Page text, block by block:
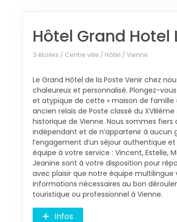
Hôtel Grand
3 étoiles / Centre ville / Hôtel / Vienne
Le Grand Hôtel de la Poste Venir chez
chaleureux et personnalisé. Plongez-
et atypique de cette « maison de famille
ancien relais de Poste classé du
historique de Vienne. Nous sommes fiers
indépendant et de n’appartenir à aucun
l’engagement d’un séjour authentique
équipe à votre service : Vincent, Estelle,
Jeanine sont à votre disposition pour
avec plaisir que notre équipe multilingue
informations nécessaires au bon
touristique ou professionnel à Vienne.
Infos